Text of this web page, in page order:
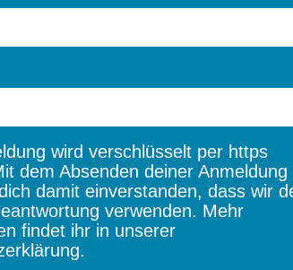
wird verschlüsselt per https
dem Absenden deiner Anmeldung
damit einverstanden, dass wir
verwenden. Mehr
findet ihr in unserer